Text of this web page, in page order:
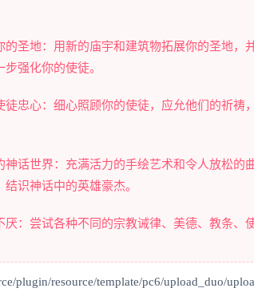
的圣地：用新的庙宇和建筑物拓展你的圣地，
步强化你的使徒。
徒忠心：细心照顾你的使徒，应允他们的祈祷
神话世界：充满活力的手绘艺术和令人放松的
结识神话中的英雄豪杰。
厌：尝试各种不同的宗教诫律、美德、教条、
plugin/resource/template/pc6/upload_duo/